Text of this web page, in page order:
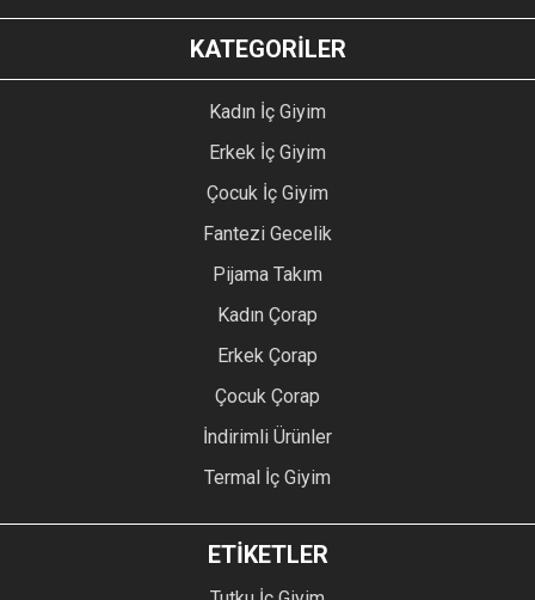
KATEGORİLER
Kadın İç Giyim
Erkek İç Giyim
Çocuk İç Giyim
Fantezi Gecelik
Pijama Takım
Kadın Çorap
Erkek Çorap
Çocuk Çorap
İndirimli Ürünler
Termal İç Giyim
ETİKETLER